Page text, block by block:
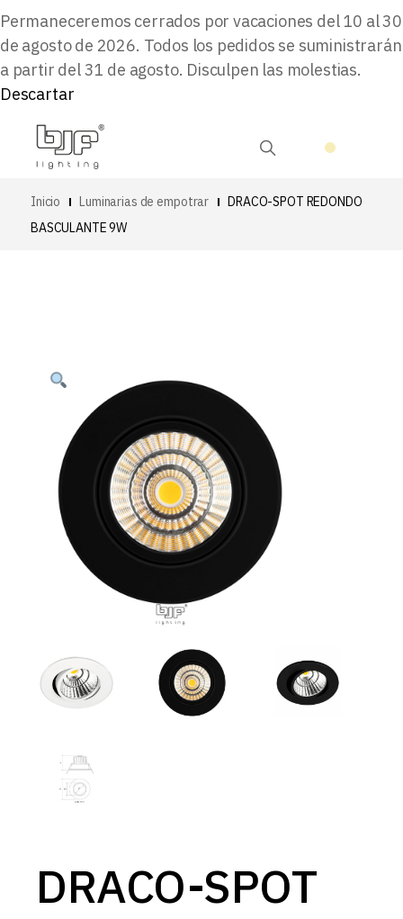
Permaneceremos cerrados por vacaciones del 10 al 30
de agosto de 2026. Todos los pedidos se suministrarán
a partir del 31 de agosto. Disculpen las molestias.
Descartar
Inicio Luminarias de empotrar
DRACO-SPOT REDONDO
BASCULANTE 9W
DRACO-SPOT